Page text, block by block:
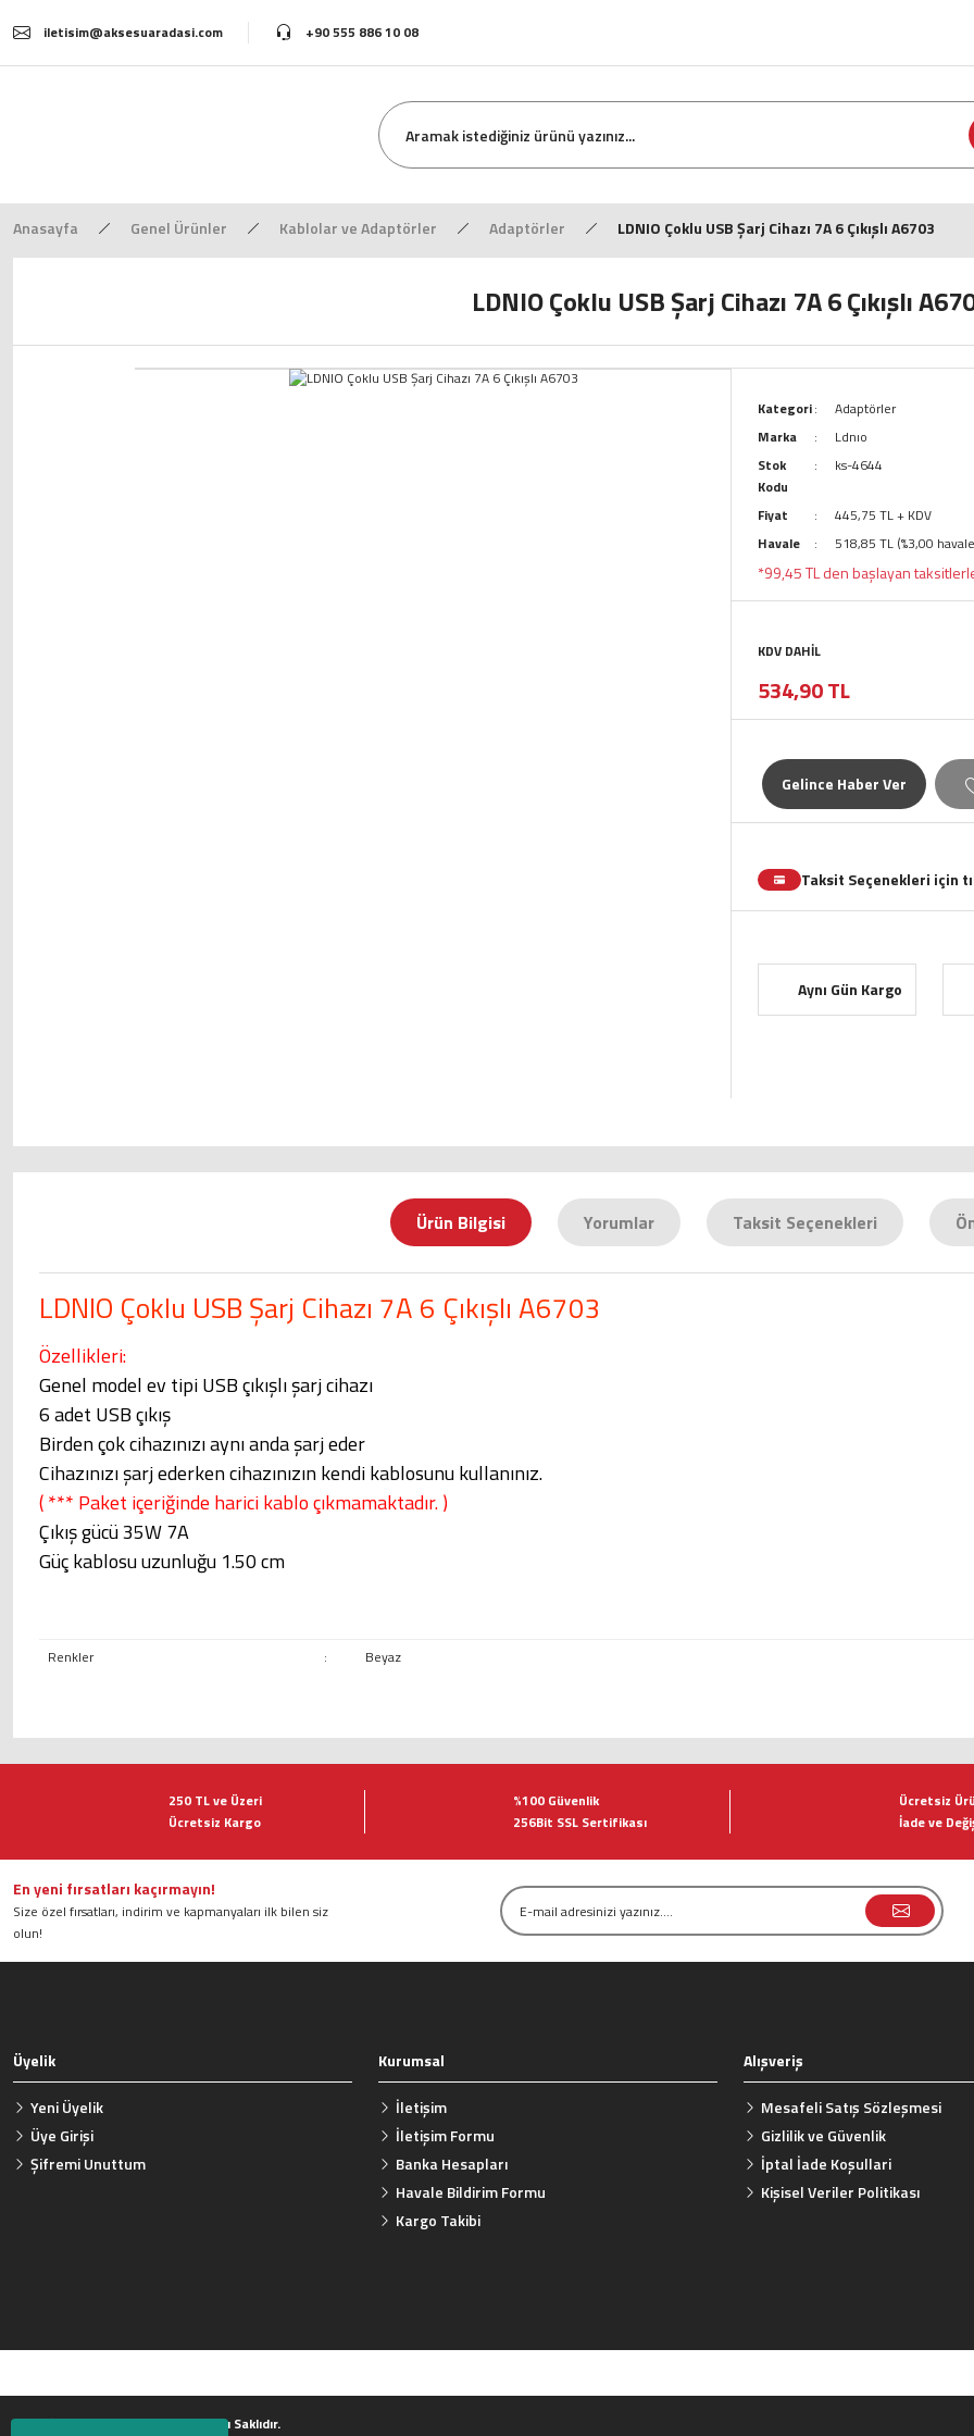
iletisim@aksesuaradasi.com +90 555 886 10 08
Anasayfa Genel Ürünler Kablolar ve Adaptörler Adaptörler LDNIO Çoklu USB Şarj Cihazı 7A 6 Çıkışlı A6703
LDNIO Çoklu USB Şarj Cihazı 7A 6 Çıkışlı
Kategori
Adaptörler
Marka
Ldnıo
Stok
Kodu
ks-4644
Fiyat
445,75 TL + KDV
Havale
518,85 TL (%3,00
*99,45 TL den başlayan
KDV DAHİL
534,90 TL
Gelince Haber Ver
Taksit Seçenekleri için
Aynı Gün Kargo
Ürün Bilgisi Yorumlar Taksit Seçenekleri
LDNIO Çoklu USB Şarj Cihazı 7A 6 Çıkışlı A6703
Özellikleri:
Genel model ev tipi USB çıkışlı şarj cihazı
6 adet USB çıkış
Birden çok cihazınızı aynı anda şarj eder
Cihazınızı şarj ederken cihazınızın kendi kablosunu kullanınız.
( *** Paket içeriğinde harici kablo çıkmamaktadır. )
Çıkış gücü 35W 7A
Güç kablosu uzunluğu 1.50 cm
Renkler : Beyaz
Görüş ve önerileriniz için teşekkür ederiz.
Ürün resmi kalitesiz, bozuk veya görüntülenemiyor.
Ürün bilgilerinde hatalar bulunuyor.
Ürün fiyatı diğer sitelerden daha pahalı.
250 TL ve Üzeri
Ücretsiz Kargo
%100 Güvenlik
256Bit SSL Sertifikası
Ücretsiz
İade ve
En yeni fırsatları kaçırmayın!
Size özel fırsatları, indirim ve kapmanyaları ilk bilen siz
olun!
Üyelik
Yeni Üyelik
Üye Girişi
Şifremi Unuttum
Kurumsal
İletişim
İletişim Formu
Banka Hesapları
Havale Bildirim Formu
Kargo Takibi
Alışveriş
Mesafeli Satış Sözleşmesi
Gizlilik ve Güvenlik
İptal İade Koşullari
Kişisel Veriler Politikası
2023 © Aksesuar Adası Tüm Hakları Saklıdır.